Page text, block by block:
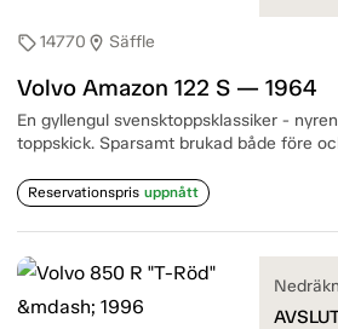
sell14770 location_on Säffle
Volvo Amazon 122 S — 1964
En gyllengul svensktoppsklassiker -
toppskick. Sparsamt brukad både före
Reservationspris uppnått